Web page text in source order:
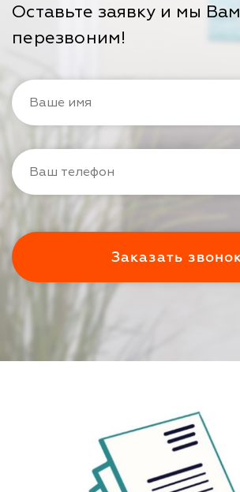
Оставьте заявку и мы Вам
перезвоним!